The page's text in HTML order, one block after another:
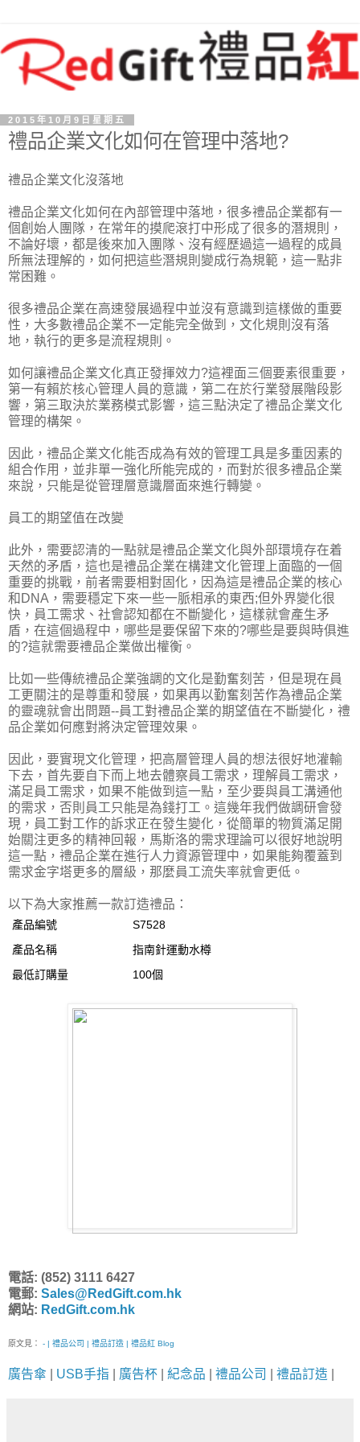
2015年10月9日星期五
禮品企業文化如何在管理中落地?
禮品企業文化沒落地
禮品企業文化如何在內部管理中落地，很多禮品企業都有一
個創始人團隊，在常年的摸爬滾打中形成了很多的潛規則，
不論好壞，都是後來加入團隊、沒有經歷過這一過程的成員
所無法理解的，如何把這些潛規則變成行為規範，這一點非
常困難。
很多禮品企業在高速發展過程中並沒有意識到這樣做的重要
性，大多數禮品企業不一定能完全做到，文化規則沒有落
地，執行的更多是流程規則。
如何讓禮品企業文化真正發揮效力?這裡面三個要素很重要，
第一有賴於核心管理人員的意識，第二在於行業發展階段影
響，第三取決於業務模式影響，這三點決定了禮品企業文化
管理的構架。
因此，禮品企業文化能否成為有效的管理工具是多重因素的
組合作用，並非單一強化所能完成的，而對於很多禮品企業
來說，只能是從管理層意識層面來進行轉變。
員工的期望值在改變
此外，需要認清的一點就是禮品企業文化與外部環境存在着
天然的矛盾，這也是禮品企業在構建文化管理上面臨的一個
重要的挑戰，前者需要相對固化，因為這是禮品企業的核心
和DNA，需要穩定下來一些一脈相承的東西;但外界變化很
快，員工需求、社會認知都在不斷變化，這樣就會產生矛
盾，在這個過程中，哪些是要保留下來的?哪些是要與時俱進
的?這就需要禮品企業做出權衡。
比如一些傳統禮品企業強調的文化是勤奮刻苦，但是現在員
工更關注的是尊重和發展，如果再以勤奮刻苦作為禮品企業
的靈魂就會出問題--員工對禮品企業的期望值在不斷變化，禮
品企業如何應對將決定管理效果。
因此，要實現文化管理，把高層管理人員的想法很好地灌輸
下去，首先要自下而上地去體察員工需求，理解員工需求，
滿足員工需求，如果不能做到這一點，至少要與員工溝通他
的需求，否則員工只能是為錢打工。這幾年我們做調研會發
現，員工對工作的訴求正在發生變化，從簡單的物質滿足開
始關注更多的精神回報，馬斯洛的需求理論可以很好地說明
這一點，禮品企業在進行人力資源管理中，如果能夠覆蓋到
需求金字塔更多的層級，那麼員工流失率就會更低。
以下為大家推薦一款訂造禮品：
產品編號
S7528
產品名稱
指南針運動水樽
最低訂購量
100個
電話: (852) 3111 6427
電郵: Sales@RedGift.com.hk
網站: RedGift.com.hk
原文見： - | 禮品公司 | 禮品訂造 | 禮品紅 Blog
廣告傘 USB手指 廣告杯 紀念品 禮品公司 禮品訂造